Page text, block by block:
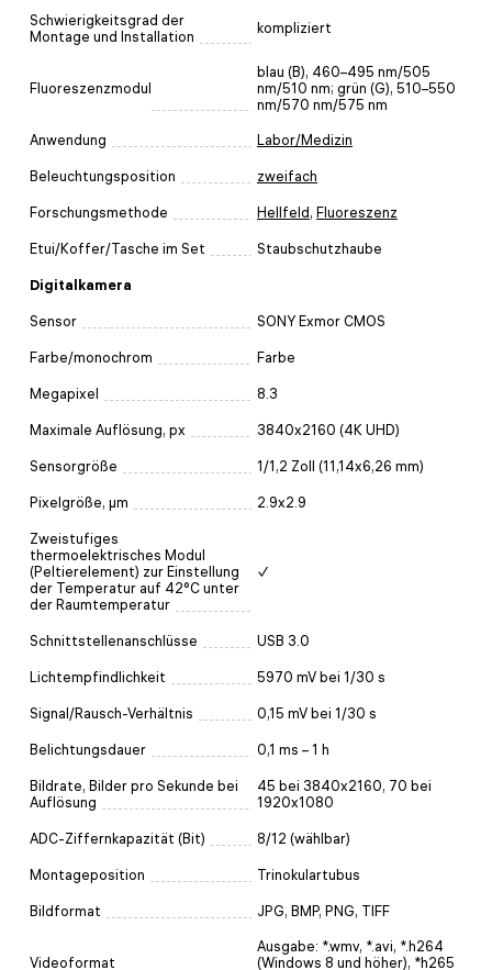
Schwierigkeitsgrad der
Montage und Installation
kompliziert
Fluoreszenzmodul
blau (B), 460–495 nm/505
nm/510 nm; grün (G), 510–550
nm/570 nm/575 nm
Anwendung Labor/Medizin
Beleuchtungsposition zweifach
Forschungsmethode Hellfeld, Fluoreszenz
Etui/Koffer/Tasche im Set Staubschutzhaube
Digitalkamera
Sensor SONY Exmor CMOS
Farbe/monochrom Farbe
Megapixel 8.3
Maximale Auflösung, px 3840x2160 (4K UHD)
Sensorgröße 1/1,2 Zoll (11,14x6,26 mm)
Pixelgröße, µm 2.9x2.9
Zweistufiges
thermoelektrisches Modul
(Peltierelement) zur Einstellung
der Temperatur auf 42°C unter
der Raumtemperatur
✓
Schnittstellenanschlüsse USB 3.0
Lichtempfindlichkeit 5970 mV bei 1/30 s
Signal/Rausch-Verhältnis 0,15 mV bei 1/30 s
Belichtungsdauer 0,1 ms – 1 h
Bildrate, Bilder pro Sekunde bei
Auflösung
45 bei 3840x2160, 70 bei
1920x1080
ADC-Ziffernkapazität (Bit) 8/12 (wählbar)
Montageposition Trinokulartubus
Bildformat JPG, BMP, PNG, TIFF
Videoformat
Ausgabe: *.wmv, *.avi, *.h264
(Windows 8 und höher), *h265